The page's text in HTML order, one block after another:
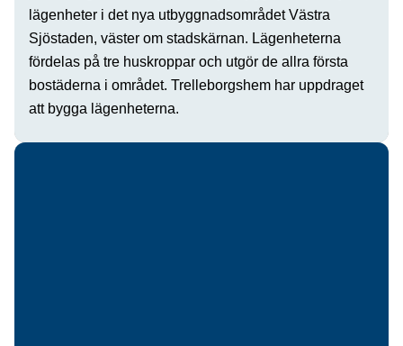
lägenheter i det nya utbyggnadsområdet Västra
Sjöstaden, väster om stadskärnan. Lägenheterna
fördelas på tre huskroppar och utgör de allra första
bostäderna i området. Trelleborgshem har uppdraget
att bygga lägenheterna.